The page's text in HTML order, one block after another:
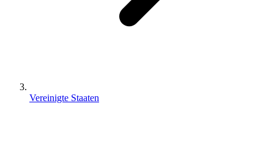
Vereinigte Staaten